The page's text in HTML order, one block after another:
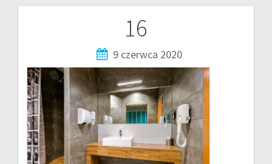
16
9 czerwca 2020